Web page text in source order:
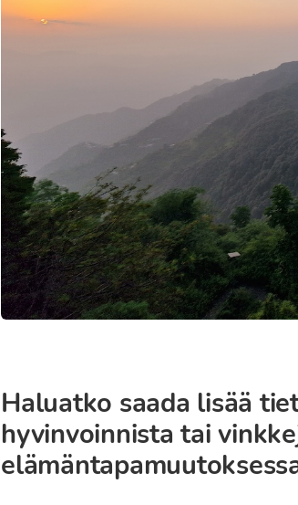
Haluatko saada lisää
hyvinvoinnista tai